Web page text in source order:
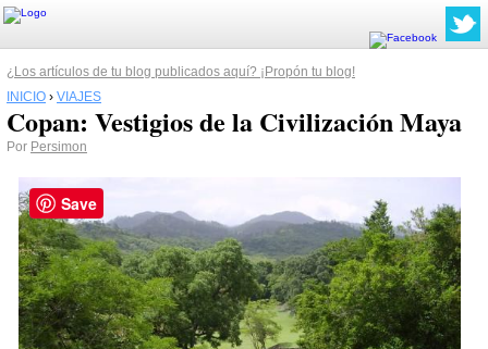
¿Los artículos de tu blog publicados aquí? ¡Propón tu blog!
INICIO › VIAJES
Copan: Vestigios de la Civilización Maya
Por Persimon
Save